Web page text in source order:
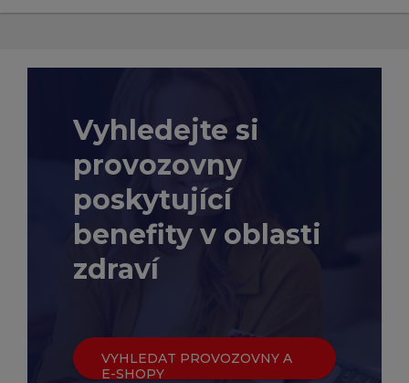
Vyhledejte si
provozovny
poskytující
benefity v oblasti
zdraví
VYHLEDAT PROVOZOVNY A
E-SHOPY